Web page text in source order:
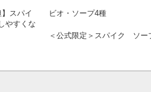
スパイ
やすくな
ビオ・ソープ4種
＜公式限定＞スパイク ソー